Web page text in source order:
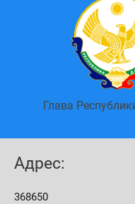
Глава
Адрес:
368650